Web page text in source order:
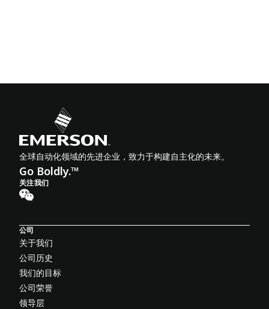
全球自动化领域的先进企业，致力于构建自主化的未来。
Go Boldly.™
关注我们
公司
关于我们
公司历史
我们的目标
公司荣誉
领导层